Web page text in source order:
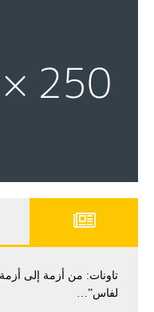
تاونات: من أزمة إلى
لفاس”…